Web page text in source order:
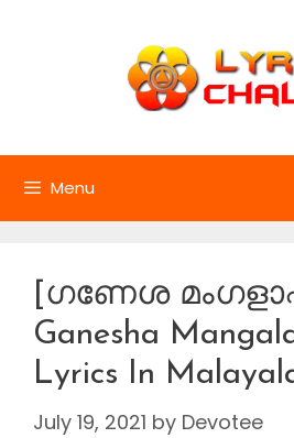
Menu
[ഗണേശ
Ganesha
Lyrics In
July 19, 2021 by Devotee